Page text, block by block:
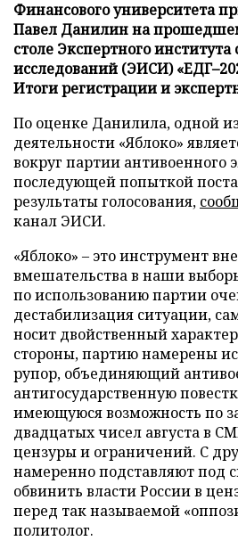
Финансового университета
Павел Данилин на
столе Экспертного
исследований (ЭИСИ)
Итоги регистрации и
По оценке Данилила, одной
деятельности «Яблоко»
вокруг партии антивоенного
последующей попыткой
результаты голосования,
канал ЭИСИ.
«Яблоко» – это инструмент
вмешательства в наши
по использованию партии
дестабилизация ситуации,
носит двойственный
стороны, партию намерены
рупор, объединяющий
антигосударственную
имеющуюся возможность по
двадцатых чисел августа в
цензуры и ограничений. С
намеренно подставляют под
обвинить власти России в
перед так называемой
политолог.